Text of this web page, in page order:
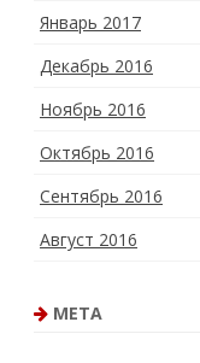
Январь 2017
Декабрь 2016
Ноябрь 2016
Октябрь 2016
Сентябрь 2016
Август 2016
МЕТА